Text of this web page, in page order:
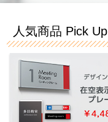
人気商品 Pick Up